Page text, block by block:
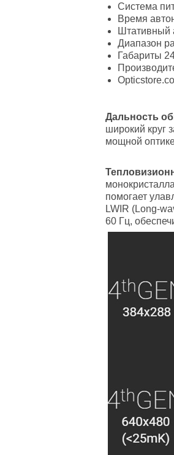
Система
Время
Штативный
Диапазон
Габариты
Дальность
широкий круг
мощной
помогает
LWIR (Long-
60 Гц,